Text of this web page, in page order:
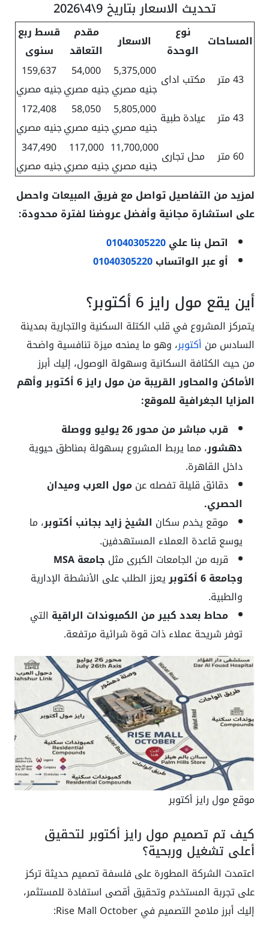
تحديث الاسعار بتاريخ 9\4\2026
المساحات
نوع
الوحدة
الاسعار
مقدم
التعاقد
قسط ربع
سنوى
43 متر
مكتب اداى 5,375,000
جنيه مصري
54,000
جنيه مصري
159,637
جنيه مصري
43 متر
عيادة طبية 5,805,000
جنيه مصري
58,050
جنيه مصري
172,408
جنيه مصري
60 متر
محل تجارى11,700,000
جنيه مصري
117,000
جنيه مصري
347,490
جنيه مصري
لمزيد من التفاصيل تواصل مع فريق المبيعات واحصل
على استشارة مجانية وأفضل عروضنا لفترة محدودة:
اتصل بنا علي01040305220
أو عبر الواتساب01040305220
أين يقع مول رايز 6 أكتوبر؟
يتمركز المشروع في قلب الكتلة السكنية والتجارية بمدينة
السادس من أكتوبر، وهو ما يمنحه ميزة تنافسية واضحة
من حيث الكثافة السكانية وسهولة الوصول، إليك أبرز
الأماكن والمحاور القريبة من مول رايز 6 أكتوبر وأهم
المزايا الجغرافية للموقع:
قرب مباشر من محور 26 يوليو ووصلة
دهشور، مما يربط المشروع بسهولة بمناطق حيوية
داخل القاهرة.
دقائق قليلة تفصله عنمول العرب وميدان
الحصري.
موقع يخدم سكان الشيخ زايد بجانب أكتوبر، ما
يوسع قاعدة العملاء المستهدفين.
قربه من الجامعات الكبرى مثل
جامعة MSA
وجامعة 6 أكتوبر
يعزز الطلب على الأنشطة الإدارية
والطبية.
محاط بعدد كبير من الكمبوندات الراقية التي
توفر شريحة عملاء ذات قوة شرائية مرتفعة.
موقع مول رايز أكتوبر
كيف تم تصميم مول رايز أكتوبر لتحقيق
أعلى تشغيل وربحية؟
اعتمدت الشركة المطورة على فلسفة تصميم حديثة تركز
على تجربة المستخدم وتحقيق أقصى استفادة للمستثمر،
إليك أبرز ملامح التصميم في Rise Mall October: